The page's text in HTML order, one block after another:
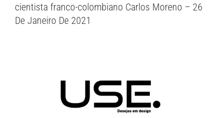
cientista franco-colombiano Carlos Moreno – 26
De Janeiro De 2021